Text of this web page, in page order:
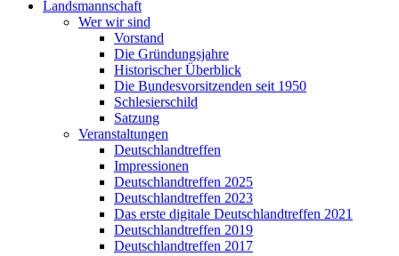
Landsmannschaft
Wer wir sind
Vorstand
Die Gründungsjahre
Historischer Überblick
Die Bundesvorsitzenden seit 1950
Schlesierschild
Satzung
Veranstaltungen
Deutschlandtreffen
Impressionen
Deutschlandtreffen 2025
Deutschlandtreffen 2023
Das erste digitale Deutschlandtreffen 2021
Deutschlandtreffen 2019
Deutschlandtreffen 2017